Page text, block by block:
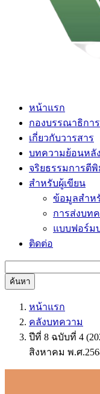
หน้าแรก
กองบรรณาธิการ
เกี่ยวกับวารสาร
บทความย้อนหลัง
จริยธรรมการตี
สำหรับผู้เขียน
ข้อมูลสำห
การส่งบท
แบบฟอร์ม
ติดต่อ
ค้นหา
หน้าแรก
คลังบทความ
ปีที่ 8 ฉบับที่ 4
สิงหาคม พ.ศ